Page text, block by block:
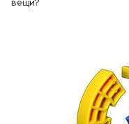
вещи?